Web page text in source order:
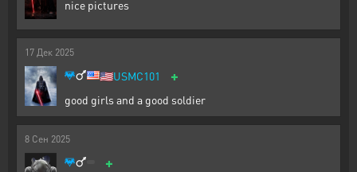
nice pictures
17 Дек 2025
🇺🇲USMC101 +
good girls and a good soldier
8 Сен 2025
+